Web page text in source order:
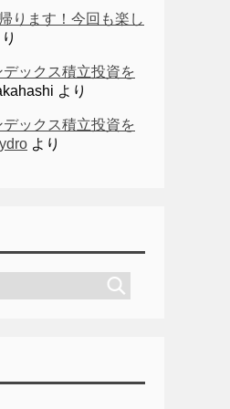
ります！今回も楽し
ックス積立投資を
より
ックス積立投資を
より